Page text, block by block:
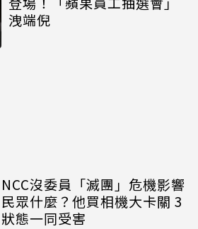
洩端倪
NCC沒委員「滅團」危機影響
民眾什麼？他買相機大卡關 3
狀態一同受害